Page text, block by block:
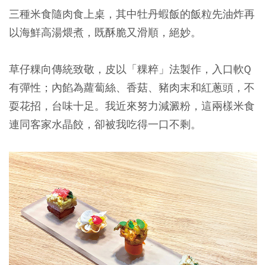
三種米食隨肉食上桌，其中牡丹蝦飯的飯粒先油炸再
以海鮮高湯煨煮，既酥脆又滑順，絕妙。
草仔粿向傳統致敬，皮以「粿粹」法製作，入口軟Q
有彈性；內餡為蘿蔔絲、香菇、豬肉末和紅蔥頭，不
耍花招，台味十足。我近來努力減澱粉，這兩樣米食
連同客家水晶餃，卻被我吃得一口不剩。